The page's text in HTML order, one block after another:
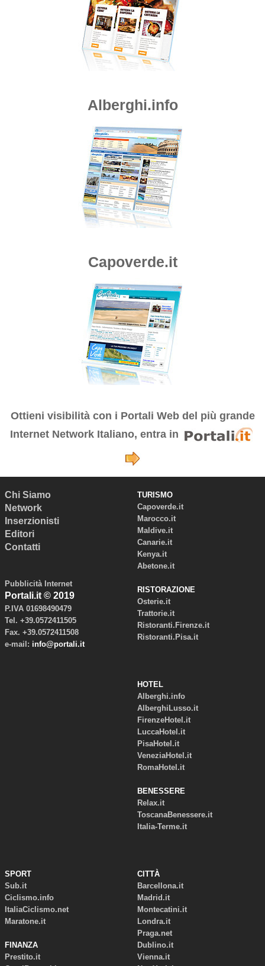
Alberghi.info
Capoverde.it
Ottieni visibilità con i Portali Web del più grande
Internet Network Italiano, entra in
Chi Siamo
Network
Inserzionisti
Editori
Contatti
Pubblicità Internet
Portali.it © 2019
P.IVA 01698490479
Tel. +39.0572411505
Fax. +39.0572411508
e-mail: info@portali.it
TURISMO
Capoverde.it
Marocco.it
Maldive.it
Canarie.it
Kenya.it
Abetone.it
RISTORAZIONE
Osterie.it
Trattorie.it
Ristoranti.Firenze.it
Ristoranti.Pisa.it
HOTEL
Alberghi.info
AlberghiLusso.it
FirenzeHotel.it
LuccaHotel.it
PisaHotel.it
VeneziaHotel.it
RomaHotel.it
BENESSERE
Relax.it
ToscanaBenessere.it
Italia-Terme.it
SPORT
Sub.it
Ciclismo.info
ItaliaCiclismo.net
Maratone.it
FINANZA
Prestito.it
CITTÀ
Barcellona.it
Madrid.it
Montecatini.it
Londra.it
Praga.net
Dublino.it
Vienna.it